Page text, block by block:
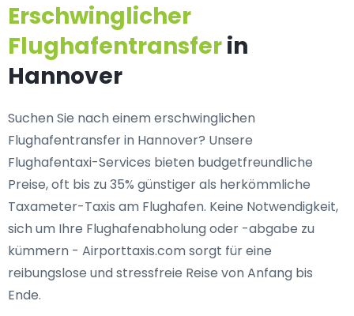
Erschwinglicher
Flughafentransferin
Hannover
Suchen Sie nach einem erschwinglichen
Flughafentransfer in Hannover? Unsere
Flughafentaxi-Services bieten budgetfreundliche
Preise, oft bis zu 35% günstiger als herkömmliche
Taxameter-Taxis am Flughafen. Keine Notwendigkeit,
sich um Ihre Flughafenabholung oder -abgabe zu
kümmern - Airporttaxis.com sorgt für eine
reibungslose und stressfreie Reise von Anfang bis
Ende.